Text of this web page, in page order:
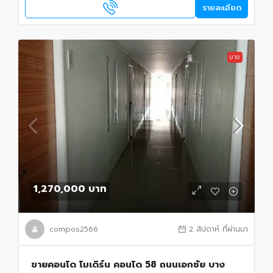
รายละเอียด
ขาย
1,270,000 บาท
compos2566 2 สัปดาห์ ที่ผ่านมา
ขายคอนโด โมเดิร์น คอนโด 58 ถนนเอกชัย บาง